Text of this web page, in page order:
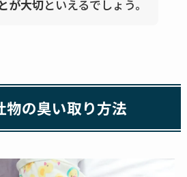
が大切といえるでしょう。
物の臭い取り方法